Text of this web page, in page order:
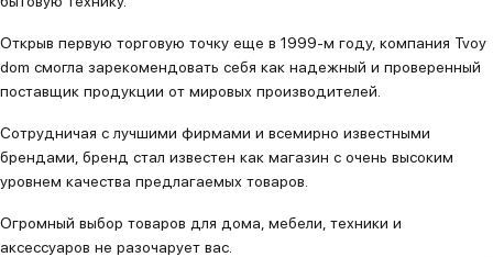
Открыв первую торговую точку еще в 1999-м году, компания Tvoy
dom смогла зарекомендовать себя как надежный и проверенный
поставщик продукции от мировых производителей.
Сотрудничая с лучшими фирмами и всемирно известными
брендами, бренд стал известен как магазин с очень высоким
уровнем качества предлагаемых товаров.
Огромный выбор товаров для дома, мебели, техники и
аксессуаров не разочарует вас.